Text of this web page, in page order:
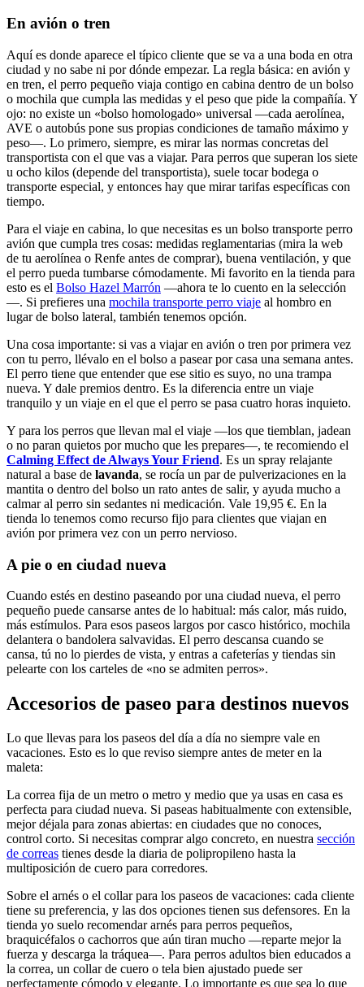
En avión o tren
Aquí es donde aparece el típico cliente que se va a una boda en otra
ciudad y no sabe ni por dónde empezar. La regla básica: en avión y
en tren, el perro pequeño viaja contigo en cabina dentro de un bolso
o mochila que cumpla las medidas y el peso que pide la compañía. Y
ojo: no existe un «bolso homologado» universal —cada aerolínea,
AVE o autobús pone sus propias condiciones de tamaño máximo y
peso—. Lo primero, siempre, es mirar las normas concretas del
transportista con el que vas a viajar. Para perros que superan los siete
u ocho kilos (depende del transportista), suele tocar bodega o
transporte especial, y entonces hay que mirar tarifas específicas con
tiempo.
Para el viaje en cabina, lo que necesitas es un bolso transporte perro
avión que cumpla tres cosas: medidas reglamentarias (mira la web
de tu aerolínea o Renfe antes de comprar), buena ventilación, y que
el perro pueda tumbarse cómodamente. Mi favorito en la tienda para
esto es el Bolso Hazel Marrón —ahora te lo cuento en la selección
—. Si prefieres una mochila transporte perro viaje al hombro en
lugar de bolso lateral, también tenemos opción.
Una cosa importante: si vas a viajar en avión o tren por primera vez
con tu perro, llévalo en el bolso a pasear por casa una semana antes.
El perro tiene que entender que ese sitio es suyo, no una trampa
nueva. Y dale premios dentro. Es la diferencia entre un viaje
tranquilo y un viaje en el que el perro se pasa cuatro horas inquieto.
Y para los perros que llevan mal el viaje —los que tiemblan, jadean
o no paran quietos por mucho que les prepares—, te recomiendo el
Calming Effect de Always Your Friend. Es un spray relajante
natural a base de lavanda, se rocía un par de pulverizaciones en la
mantita o dentro del bolso un rato antes de salir, y ayuda mucho a
calmar al perro sin sedantes ni medicación. Vale 19,95 €. En la
tienda lo tenemos como recurso fijo para clientes que viajan en
avión por primera vez con un perro nervioso.
A pie o en ciudad nueva
Cuando estés en destino paseando por una ciudad nueva, el perro
pequeño puede cansarse antes de lo habitual: más calor, más ruido,
más estímulos. Para esos paseos largos por casco histórico, mochila
delantera o bandolera salvavidas. El perro descansa cuando se
cansa, tú no lo pierdes de vista, y entras a cafeterías y tiendas sin
pelearte con los carteles de «no se admiten perros».
Accesorios de paseo para destinos nuevos
Lo que llevas para los paseos del día a día no siempre vale en
vacaciones. Esto es lo que reviso siempre antes de meter en la
maleta:
La correa fija de un metro o metro y medio que ya usas en casa es
perfecta para ciudad nueva. Si paseas habitualmente con extensible,
mejor déjala para zonas abiertas: en ciudades que no conoces,
control corto. Si necesitas comprar algo concreto, en nuestra sección
de correas tienes desde la diaria de polipropileno hasta la
multiposición de cuero para corredores.
Sobre el arnés o el collar para los paseos de vacaciones: cada cliente
tiene su preferencia, y las dos opciones tienen sus defensores. En la
tienda yo suelo recomendar arnés para perros pequeños,
braquicéfalos o cachorros que aún tiran mucho —reparte mejor la
fuerza y descarga la tráquea—. Para perros adultos bien educados a
la correa, un collar de cuero o tela bien ajustado puede ser
perfectamente cómodo y elegante. Lo importante es que sea lo que